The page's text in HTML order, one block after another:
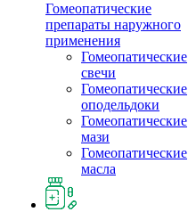
Гомеопатические
препараты наружного
применения
Гомеопатические
свечи
Гомеопатические
оподельдоки
Гомеопатические
мази
Гомеопатические
масла